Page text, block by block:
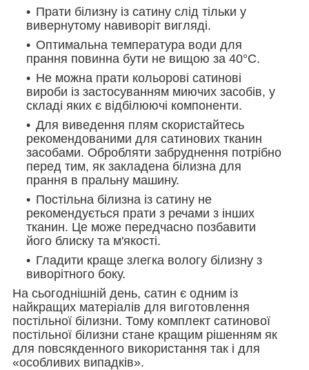
Прати білизну із сатину слід тільки у
вивернутому навиворіт вигляді.
Оптимальна температура води для
прання повинна бути не вищою за 40°С.
Не можна прати кольорові сатинові
вироби із застосуванням миючих засобів, у
складі яких є відбілюючі компоненти.
Для виведення плям скористайтесь
рекомендованими для сатинових тканин
засобами. Обробляти забруднення потрібно
перед тим, як закладена білизна для
прання в пральну машину.
Постільна білизна із сатину не
рекомендується прати з речами з інших
тканин. Це може передчасно позбавити
його блиску та м'якості.
Гладити краще злегка вологу білизну з
виворітного боку.
На сьогоднішній день, сатин є одним із
найкращих матеріалів для виготовлення
постільної білизни. Тому комплект сатинової
постільної білизни стане кращим рішенням як
для повсякденного використання так і для
«особливих випадків».